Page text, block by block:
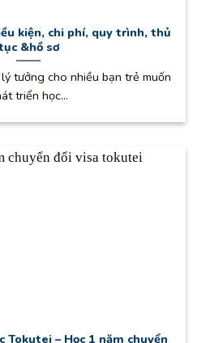
kiện, chi phí, quy trình, thủ
&hồ sơ
tưởng cho nhiều bạn trẻ muốn
triển học...
Tokutei – Học 1 năm chuyển